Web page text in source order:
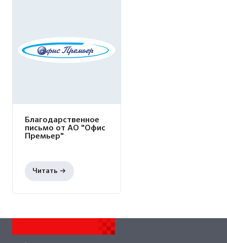
Благодарственное
письмо от АО "Офис
Премьер"